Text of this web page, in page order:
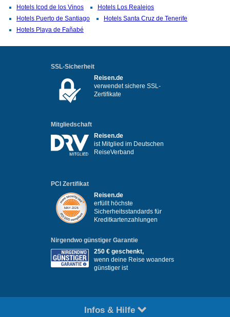
Hotels Icod de los Vinos
Hotels Los Realejos
Hotels Puerto de Santiago
Hotels Santa Cruz de Tenerife
Hotels Playa de Fañabé
SSL-Sicherheit
Reisen.de
verwendet sichere SSL-
Zertifikate
Mitgliedschaft
Reisen.de
ist Mitglied im Deutschen
ReiseVerband
PCI Zertifikat
Reisen.de
erfüllt höchste
Sicherheitsstandards für
Kreditkartenzahlungen
Nirgendwo günstiger Garantie
250 € geschenkt,
wenn deine Reise woanders
günstiger ist
Infos & Hilfe